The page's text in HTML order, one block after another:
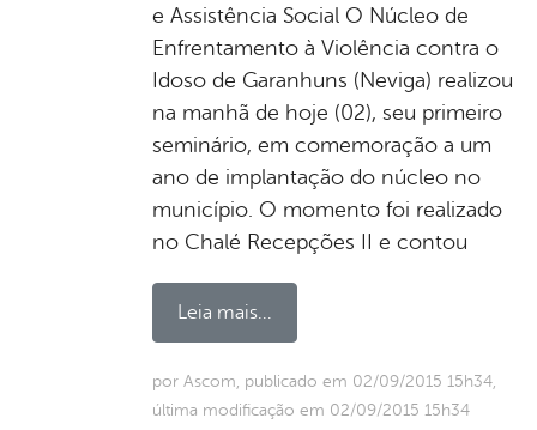
e Assistência Social O Núcleo de
Enfrentamento à Violência contra o
Idoso de Garanhuns (Neviga) realizou
na manhã de hoje (02), seu primeiro
seminário, em comemoração a um
ano de implantação do núcleo no
município. O momento foi realizado
no Chalé Recepções II e contou
Leia mais...
por Ascom, publicado em 02/09/2015 15h34,
última modificação em 02/09/2015 15h34